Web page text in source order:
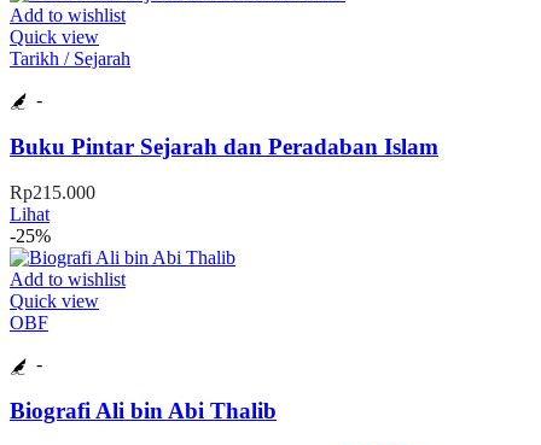
Add to wishlist
Quick view
Tarikh / Sejarah
-
Buku Pintar Sejarah dan Peradaban Islam
Rp215.000
Lihat
-25%
Add to wishlist
Quick view
OBF
-
Biografi Ali bin Abi Thalib